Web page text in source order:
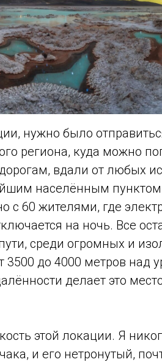
нужно было
региона, куда можно
вдали от любых
населённым
60 жителями, где
на ночь. Все
среди огромных и
до 4000 метров над
делает это
этой локации. Я
и его нетронутый,